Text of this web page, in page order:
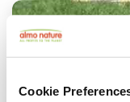
Cookie